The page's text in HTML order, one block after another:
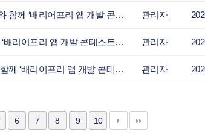
기독교한국신문 - 사단법인 그린라이트, 현대오토에버와 함께 ‘배리어프리 앱 개발 콘테스트’ 관리자
광교신문 - 사단법인 그린라이트, 현대오토에버와 함께 ‘배리어프리 앱 개발 콘테스트’ 공모 관리자
경산자치신문 - 사단법인 그린라이트, 현대오토에버와 함께 ‘배리어프리 앱 개발 콘테스트’ 관리자
6 7 8 9 10